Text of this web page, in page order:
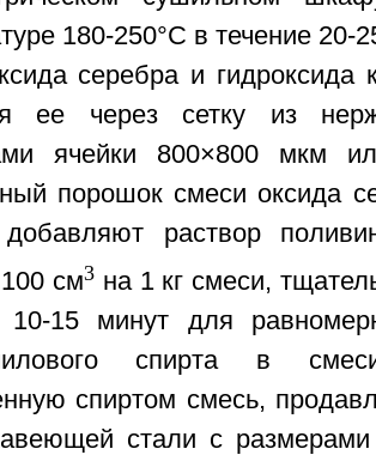
180-250°С в течение 20-
серебра и гидроксида
ее через сетку из
ячейки 800×800 мкм
порошок смеси оксида
раствор
см3 на 1 кг смеси,
10-15 минут для
спирта в
спиртом смесь,
стали с